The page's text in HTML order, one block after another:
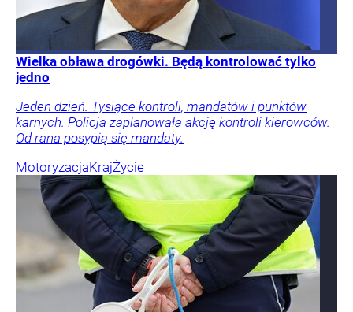
Wielka obława drogówki. Będą kontrolować tylko
jedno
Jeden dzień. Tysiące kontroli, mandatów i punktów
karnych. Policja zaplanowała akcję kontroli kierowców.
Od rana posypią się mandaty.
MotoryzacjaKrajŻycie